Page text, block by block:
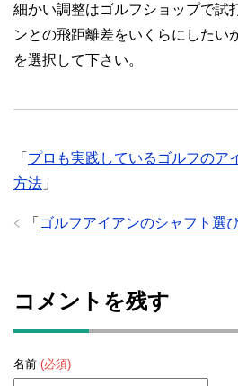
細かい調整はゴルフショップで試
ンとの飛距離差をいくらにしたい
を選択して下さい。
「 プロも実践しているゴルフのア
方法 」
「 ゴルフアイアンのシャフト選
コメントを残す
名前 (必須)